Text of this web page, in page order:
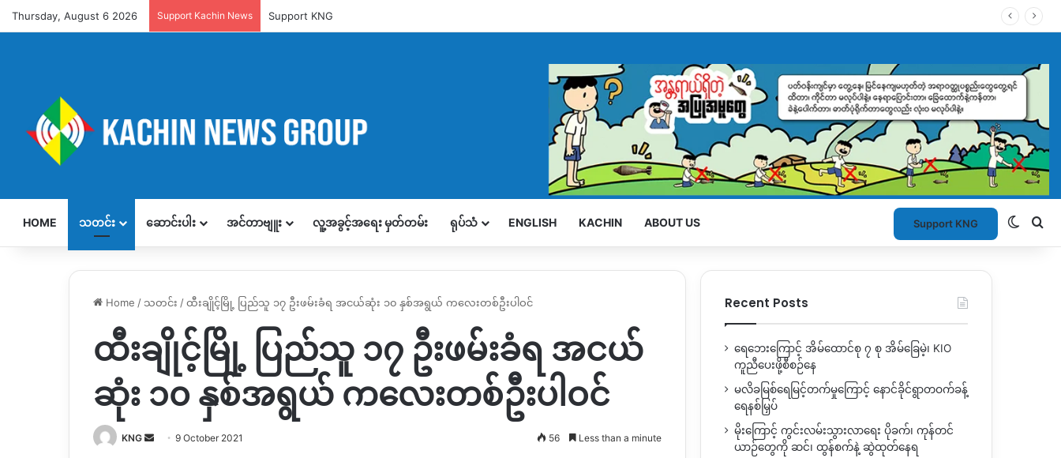
Thursday, August 6 2026 Support Kachin News Support KNG
HOME သတင်း ဆောင်းပါး အင်တာဗျူး လူ့အခွင့်အရေး မှတ်တမ်း ရုပ်သံ ENGLISH KACHIN ABOUT US Support KNG
Home / သတင်း /ထီးချိုင့်မြို့ ပြည်သူ ၁၇ ဦးဖမ်းခံရ အငယ်ဆုံး ၁၀ နှစ်အရွယ် ကလေးတစ်ဦးပါဝင်
ထီးချိုင့်မြို့ ပြည်သူ ၁၇ ဦးဖမ်းခံရ အငယ်
ဆုံး ၁၀ နှစ်အရွယ် ကလေးတစ်ဦးပါဝင်
KNG
Send9 October 2021 56 Less than a minute
Recent Posts
ရေဘေးကြောင့် အိမ်ထောင်စု ၇ စု အိမ်ခြေမဲ့၊ KIO
ကူညီပေးဖို့စီစဉ်နေ
မလိခမြစ်ရေမြင့်တက်မှုကြောင့် နောင်ခိုင်ရွာတဝက်ခန့်
ရေနစ်မြှပ်
မိုးကြောင့် ကွင်းလမ်းသွားလာရေး ပိုခက်၊ ကုန်တင်
ယာဉ်တွေကို ဆင်၊ ထွန်စက်နဲ့ ဆွဲထုတ်နေရ